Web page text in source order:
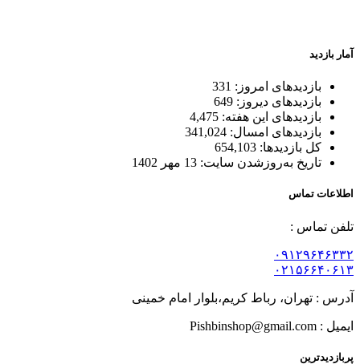
آمار بازدید
بازدیدهای امروز: 331
بازدیدهای دیروز: 649
بازدیدهای این هفته: 4,475
بازدیدهای امسال: 341,024
کل بازدیدها: 654,103
تاریخ به‌روزشدن سایت: 13 مهر 1402
اطلاعات تماس
تلفن تماس :
۰۹۱۲۹۶۴۶۳۳۲
۰۲۱۵۶۶۴۰۶۱۳
آدرس : تهران، رباط کریم،بلوار امام خمینی
ایمیل : Pishbinshop@gmail.com
پربازدیدترین